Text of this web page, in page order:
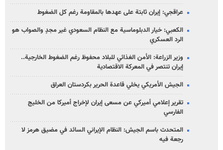
عراقجي: إيران ثابتة على عهدها بالمقاومة رغم كل الضغوط
الكعبي: خيار الدبلوماسية مع النظام السعودي غير مجدٍ والصواب هو
الرد العسكري
وزير الزراعة: الأمن الغذائي للبلاد محفوظ رغم الضغوط الخارجية..
إيران تنتصر في المعركة الاقتصادية
الجيش الأمريكي يخلي قاعدة الحرير بكردستان العراق
تقرير إعلامي أميركي عن مسعى إيران لإخراج أميركا من الخليج
الفارسي
المتحدث باسم الجيش: النظام الإيراني السائد في مضيق هرمز لا
رجعة فيه